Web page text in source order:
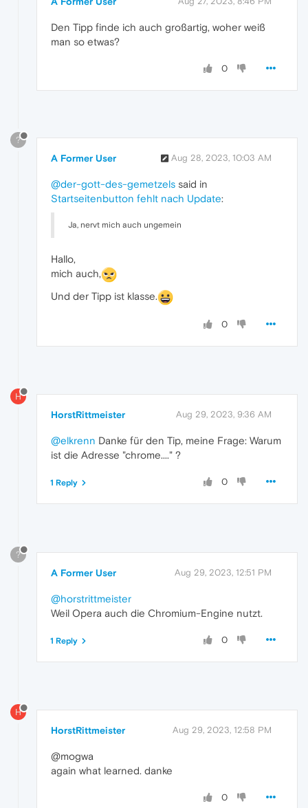
Den Tipp finde ich auch großartig, woher weiß
man so etwas?
0
?
A Former User Aug 28, 2023, 10:03 AM
@der-gott-des-gemetzels said in
Startseitenbutton fehlt nach Update:
Ja, nervt mich auch ungemein
Hallo,
mich auch,
Und der Tipp ist klasse.
0
H
HorstRittmeister Aug 29, 2023, 9:36 AM
@elkrenn Danke für den Tip, meine Frage: Warum
ist die Adresse "chrome...." ?
0
1 Reply
?
A Former User Aug 29, 2023, 12:51 PM
@horstrittmeister
Weil Opera auch die Chromium-Engine nutzt.
0
1 Reply
H
HorstRittmeister Aug 29, 2023, 12:58 PM
@mogwa
again what learned. danke
0